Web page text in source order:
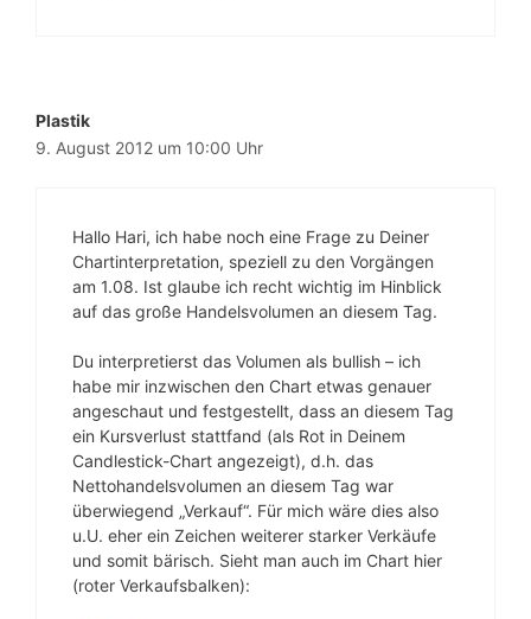
Plastik
9. August 2012 um 10:00 Uhr
Hallo Hari, ich habe noch eine Frage zu Deiner
Chartinterpretation, speziell zu den Vorgängen
am 1.08. Ist glaube ich recht wichtig im Hinblick
auf das große Handelsvolumen an diesem Tag.
Du interpretierst das Volumen als bullish – ich
habe mir inzwischen den Chart etwas genauer
angeschaut und festgestellt, dass an diesem Tag
ein Kursverlust stattfand (als Rot in Deinem
Candlestick-Chart angezeigt), d.h. das
Nettohandelsvolumen an diesem Tag war
überwiegend „Verkauf“. Für mich wäre dies also
u.U. eher ein Zeichen weiterer starker Verkäufe
und somit bärisch. Sieht man auch im Chart hier
(roter Verkaufsbalken):